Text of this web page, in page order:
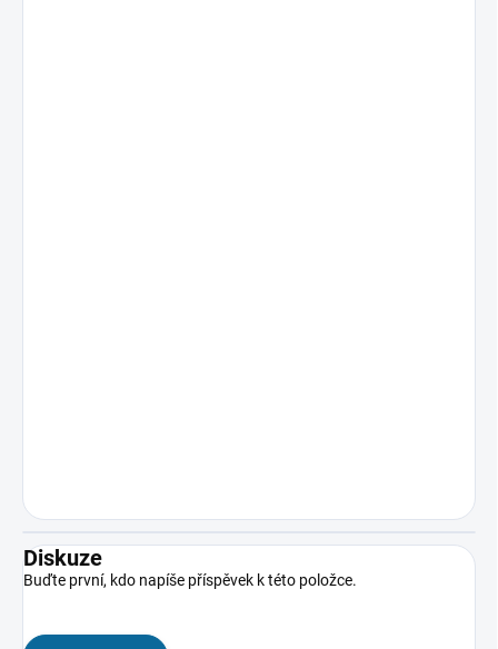
Diskuze
Buďte první, kdo napíše příspěvek k této položce.